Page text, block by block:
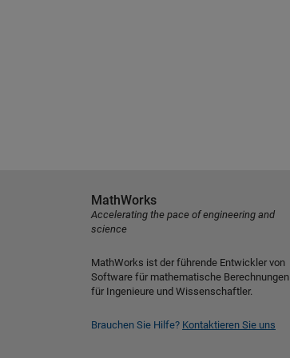
MathWorks
Accelerating the pace of engineering and
science
MathWorks ist der führende Entwickler von
Software für mathematische Berechnungen
für Ingenieure und Wissenschaftler.
Brauchen Sie Hilfe? Kontaktieren Sie uns